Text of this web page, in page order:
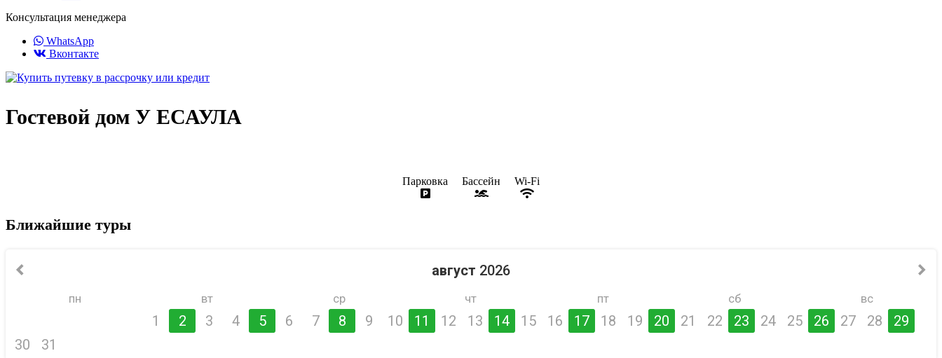
Консультация менеджера
WhatsApp
Вконтакте
Гостевой дом У ЕСАУЛА
Парковка Бассейн Wi-Fi
Ближайшие туры
август 2026
пн вт ср чт пт сб вс
1 2 3 4 5 6 7 8 9 10 11 12 13 14 15 16 17 18 19 20 21 22 23 24 25 26 27 28
29
30
31